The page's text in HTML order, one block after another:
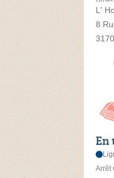
L'
8
En
Arrêt